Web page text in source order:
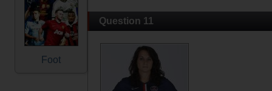
Foot
Question 11